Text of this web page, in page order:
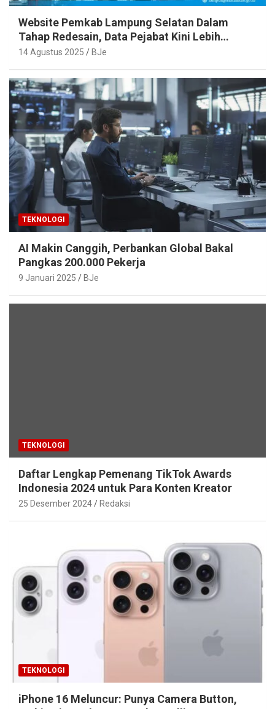
Website Pemkab Lampung Selatan Dalam
Tahap Redesain, Data Pejabat Kini Lebih
Mudah Diakses
14 Agustus 2025 BJe
TEKNOLOGI
AI Makin Canggih, Perbankan Global Bakal
Pangkas 200.000 Pekerja
9 Januari 2025 BJe
TEKNOLOGI
Daftar Lengkap Pemenang TikTok Awards
Indonesia 2024 untuk Para Konten Kreator
25 Desember 2024 Redaksi
TEKNOLOGI
iPhone 16 Meluncur: Punya Camera Button,